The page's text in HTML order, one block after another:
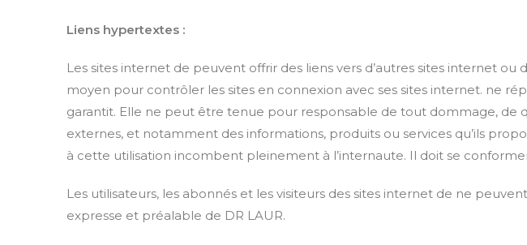
Liens hypertextes :
Les sites internet de peuvent offrir des liens vers d’autres sites internet ou
moyen pour contrôler les sites en connexion avec ses sites internet. ne
garantit. Elle ne peut être tenue pour responsable de tout dommage, de
externes, et notamment des informations, produits ou services qu’ils
à cette utilisation incombent pleinement à l’internaute. Il doit se
Les utilisateurs, les abonnés et les visiteurs des sites internet de ne
expresse et préalable de DR LAUR.